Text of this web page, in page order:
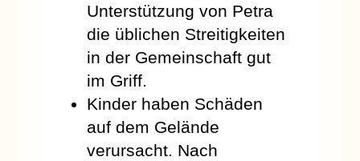
Unterstützung von Petra
die üblichen Streitigkeiten
in der Gemeinschaft gut
im Griff.
Kinder haben Schäden
auf dem Gelände
verursacht. Nach